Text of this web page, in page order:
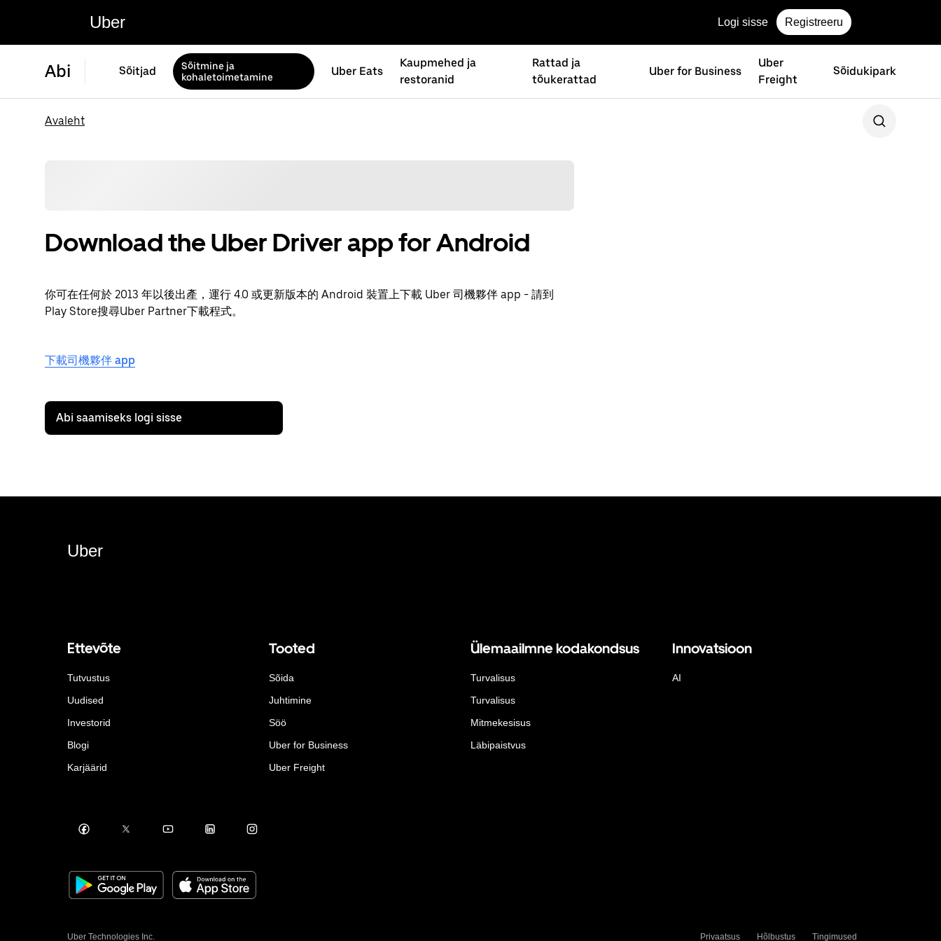
Uber Logi sisse Registreeru
Abi Sõitjad
Sõitmine ja
kohaletoimetamine
Uber Eats
Kaupmehed ja
restoranid
Rattad ja
tõukerattad
Uber for Business
Uber
Freight
Sõidukipark
Avaleht
Download the Uber Driver app for Android
你可在任何於 2013 年以後出產，運行 4.0 或更新版本的 Android 裝置上下載 Uber 司機夥伴 app - 請到
Play Store搜尋Uber Partner下載程式。
下載司機夥伴 app
Abi saamiseks logi sisse
Uber
Ettevõte
Tutvustus
Uudised
Investorid
Blogi
Karjäärid
Tooted
Sõida
Juhtimine
Söö
Uber for Business
Uber Freight
Ülemaailmne kodakondsus
Turvalisus
Turvalisus
Mitmekesisus
Läbipaistvus
Innovatsioon
AI
Uber Technologies Inc. Privaatsus Hõlbustus Tingimused